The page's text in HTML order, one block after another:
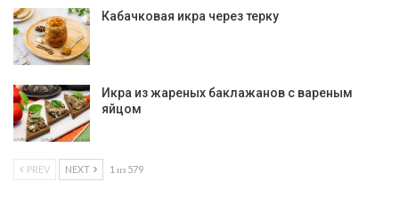
Кабачковая икра через терку
Икра из жареных баклажанов с вареным
яйцом
PREV NEXT 1 из 579